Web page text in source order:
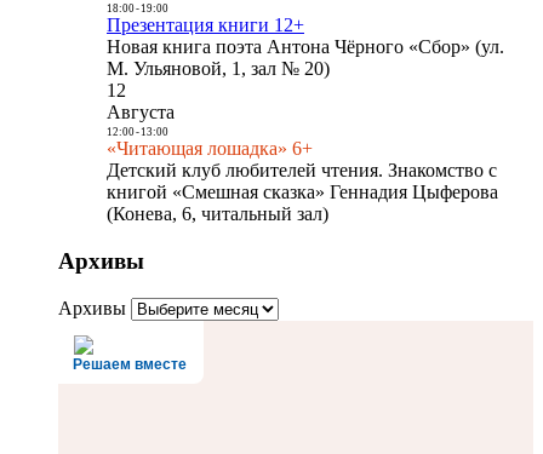
18:00- 19:00
Презентация книги 12+
Новая книга поэта Антона Чёрного «Сбор» (ул.
М. Ульяновой, 1, зал № 20)
12
Августа
12:00- 13:00
«Читающая лошадка» 6+
Детский клуб любителей чтения. Знакомство с
книгой «Смешная сказка» Геннадия Цыферова
(Конева, 6, читальный зал)
Архивы
Архивы
Решаем вместе